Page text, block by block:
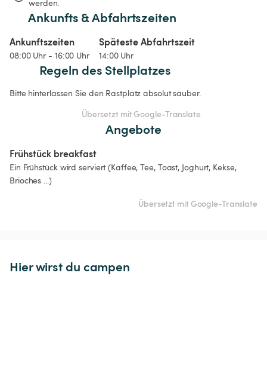
werden.
Ankunfts & Abfahrtszeiten
Ankunftszeiten
08:00 Uhr - 16:00 Uhr
Späteste Abfahrtszeit
14:00 Uhr
Regeln des Stellplatzes
Bitte hinterlassen Sie den Rastplatz absolut sauber.
Übersetzt mit Google-Translate
Angebote
Frühstück breakfast
Ein Frühstück wird serviert (Kaffee, Tee, Toast, Joghurt, Kekse,
Brioches ...)
Übersetzt mit Google-Translate
Hier wirst du campen